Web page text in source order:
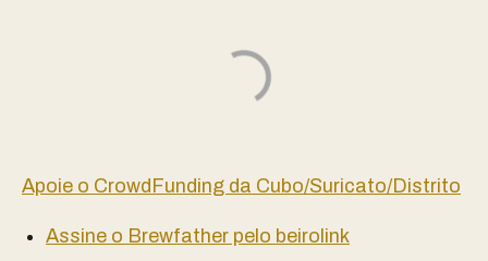
Apoie o CrowdFunding da Cubo/Suricato/Distrito
Assine o Brewfather pelo beirolink